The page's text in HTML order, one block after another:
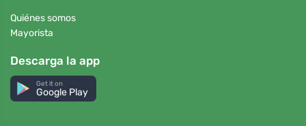
Quiénes somos
Mayorista
Descarga la app
Get it on
Google Play